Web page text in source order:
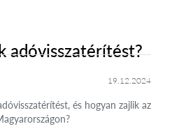
adóvisszatérítést?
19.12.2024
és hogyan zajlik az